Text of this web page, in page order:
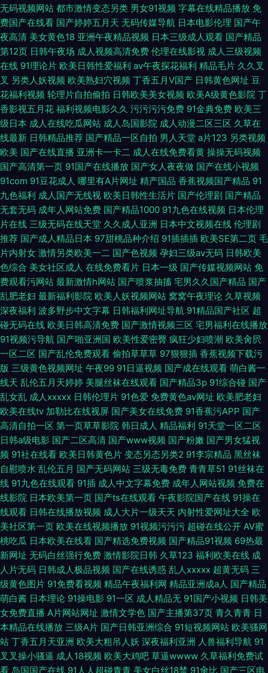
无码视频网站 都市激情变态另类 男女91视频 字幕在线精品播放 免
费国产在线看 国产婷婷五月天 无码传媒导航 日本电影伦理 国产午
夜高清 美女黄色18 亚洲午夜精品视频 日本三级成人观看 国产精品
第12页 日韩午夜场 成人视频高清免费 伦理在线影视 成人三级视频
在线 91理论片 欧美日韩性爱福利 av午夜探花福利 精品毛片 久久叉
叉 另类人妖视频 欧美熟妇穴视频 丁香五月V国产 日韩黄色网址 豆
花福利视频 轮理片自拍偷拍 日韩欧美美女视频 欧美A级黄色影院 丁
香影视五月花 福利视频电影久久 污污污污免费 91金典免费 欧美三
级日本 成人在线吃瓜网站 成人岛国影院 成人动漫二区三区 久草在
线最新 日韩精品推荐 国产精品一区自拍 男人天堂 a片123 另类视频
欧美 国产在线直播 亚洲卡一卡二 成人在线免费看黄 操操无码视频
国产高清第一页 91国产在线播放 国产女人夜夜做 国产在线小视频
91com 91豆花成人 哪里有A片网址 精产国品 香蕉视频国产精品 91
九色福利 成人国产无线视 欧美日韩性生活片 国产伦理剧 国产精品
无套无码 成年人网站免费 国产精品1000 91九色在线视频 日本伦理
片在线 三级无码在线天堂 久久成人亚洲 日本中文视频在线 伦理剧
推荐 国产成人精品日本 97甜桃品种介绍 91插插插 欧美SE第二页 毛
片内射女 激情另类欧美一二 国产色视频 孕妇三级av无码 日韩欧美
色综合 美女社区成人 在线免费看片 日本一级 国产传媒视频网站 免
费观看污网站 最新激情h网站 国产喷浆抽搐 宅男久久国产精品 国产
乱肥老妇 最新福利影院 欧美人妖视频网站 窝窝午夜理论 久草视频
深夜福利 波多野步中文字幕 日韩福利网址导航 91精品国产社区 超
碰无码在线 欧美日韩高清免费 国产激情视频三区 宅男福利在线播放
91视频污导航 国产啪亚洲国 欧美性爱密臀 疯狂少妇喷潮 欧美肏屄
一区二区 国产乱伦免费观看 偷拍草草草 97狠狠插 香蕉视频下载污
版 三级黄色视频网址 午夜99 91日逼视频 国产成在线观看 萌白酱一
线天 乱伦五月天婷婷 美腿丝袜在线观看 国产精品3p 91综合碰 国产
乱女乱 成人xxxxx 日韩伦理片 91色爱 免费黄色av网址 欧美肥老妇
欧美在线tv 加勒比在线视屏 国产美女在线免费 91香蕉污APP 国产
高清自拍一区 第一页草草影院 韩日成人 精品福利 91天堂一区二区
日韩a级电影 国产二区高清 国产www视频 国产粉嫩 国产男女猛视
频 91社在线看 欧美日韩黄色片 变态另态另类2 91李宗精品 黑丝袜
自慰喷水 乱伦五月 国产无码网站 三级无毒免费 青青草51 91丝袜在
线 91九色在线观看 91插 成人中文字幕免费 成年人网站视频 免费在
线影院 日本欧美第一页 国产ts在线观看 午夜影院国产在线 91操在
线观看 日韩在线播放视频 成人大片一级天天 内射性爱网址大全 欧
美社区第一页 欧美在线视频播放 91视频污污污 超碰在线公开 AV蜜
桃吃瓜 日本欧美在线看 国产精选免费视频 国产精品91视频 69热最
新网址 无码白丝强行免费 激情影院日韩 久草123 福利欧美在线 成
人片无码 日韩成人极品视频 国产在线诱惑 乱人xxxxx 超黄无码 三
级黄色图片 91免费看视频 精品午夜福利网 精品亚洲成a人 国产精品
萌白酱 日本理论 91操电影 91一区 成人精品无 91国产小视频 日韩美
女免费直播 A片网站网址 激情文学色 国产主播第37页 青久青青 日
本精品在线播放 三级A片 国产日韩亚洲综合 91短视频网站 欧美骚网
站 丁香五月天亚洲 欧美大粗吊人妖 深夜福利亚洲 人兽福利导航 91
叉叉操小骚逼 成人18视频 欧美大鸡吧 草逼wwww 久草福利免费试
看 岛国国产在线 91人人超碰青青 美女白丝18禁 91肏比 国产三区电